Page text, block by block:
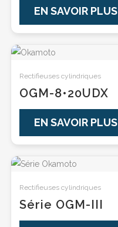
EN SAVOIR PLUS
Rectifieuses cylindriques
OGM-8•20UDX
EN SAVOIR PLUS
Rectifieuses cylindriques
Série OGM-III